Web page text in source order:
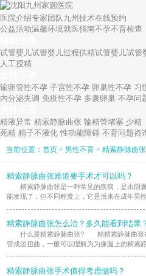
关于九州
医院介绍专家团队九州技术在线预约
公益活动温馨环境就医指南不孕不育检查
试管婴儿试管婴儿过程供精试管婴儿试管
人工授精
输卵管性不孕 子宫性不孕 卵巢性不孕 习
内分泌失调 免疫性不孕 多囊卵巢 不孕问
精液异常 精索静脉曲张 输精管堵塞 少精
死精 精子不液化 性功能障碍 不育问题咨
当前位置： 首页> 男性不育> 精索静脉曲张
精索静脉曲张难道要手术才可以吗？
精索静脉曲张是一种常见的疾病，是由阴
能发现了，但不同程度上，它是后来在成年男
精索静脉曲张怎么治？多久能看到结果
什么是精索静脉曲张? 精精索静脉曲张在
管成团扭曲，一般可以理解为为像腿上的精索
精索静脉曲张手术值得考虑做吗？